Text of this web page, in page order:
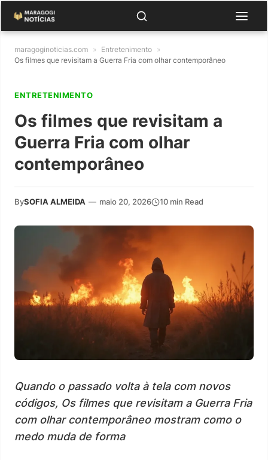
maragoginoticias.com » Entretenimento »
Os filmes que revisitam a Guerra Fria com olhar contemporâneo
ENTRETENIMENTO
Os filmes que revisitam a
Guerra Fria com olhar
contemporâneo
BySOFIA ALMEIDA — maio 20, 2026 10 min Read
Quando o passado volta à tela com novos
códigos, Os filmes que revisitam a Guerra Fria
com olhar contemporâneo mostram como o
medo muda de forma